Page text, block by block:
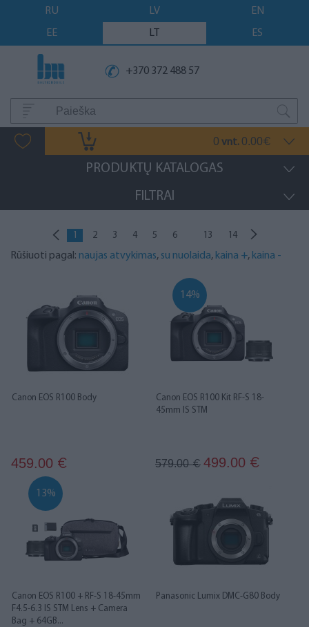
RU LV
EN
EE
LT ES
+370 372 488 57
0 vnt. 0.00€
PRODUKTŲ KATALOGAS
FILTRAI
1 2 3 4 5 6 13 14
Rūšiuoti pagal: naujas atvykimas, su nuolaida, kaina +, kaina -
Canon EOS R100 Body
459.00 €
Canon EOS R100 Kit RF-S 18-
45mm IS STM
14%
579.00€ 499.00 €
Canon EOS R100 + RF-S 18-45mm
F4.5-6.3 IS STM Lens + Camera
Bag + 64GB...
13%
Panasonic Lumix DMC-G80 Body